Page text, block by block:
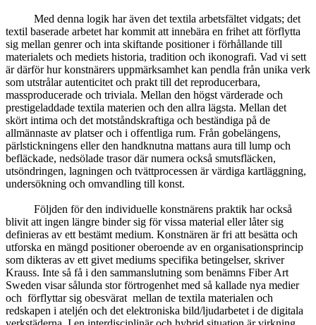
Med denna logik har även det textila arbetsfältet vidgats; det
textil baserade arbetet har kommit att innebära en frihet att förflytta
sig mellan genrer och inta skiftande positioner i förhållande till
materialets och mediets historia, tradition och ikonografi. Vad vi sett
är därför hur konstnärers uppmärksamhet kan pendla från unika verk
som utstrålar autenticitet och prakt till det reproducerbara,
massproducerade och triviala. Mellan den högst värderade och
prestigeladdade textila materien och den allra lägsta. Mellan det
skört intima och det motståndskraftiga och beständiga på de
allmännaste av platser och i offentliga rum. Från gobelängens,
pärlstickningens eller den handknutna mattans aura till lump och
befläckade, nedsölade trasor där numera också smutsfläcken,
utsöndringen, lagningen och tvättprocessen är värdiga kartläggning,
undersökning och omvandling till konst.
Följden för den individuelle konstnärens praktik har också
blivit att ingen längre binder sig för vissa material eller låter sig
definieras av ett bestämt medium. Konstnären är fri att besätta och
utforska en mängd positioner oberoende av en organisationsprincip
som dikteras av ett givet mediums specifika betingelser, skriver
Krauss. Inte så få i den sammanslutning som benämns Fiber Art
Sweden visar sålunda stor förtrogenhet med så kallade nya medier
och förflyttar sig obesvärat mellan de textila materialen och
redskapen i ateljén och det elektroniska bild/ljudarbetet i de digitala